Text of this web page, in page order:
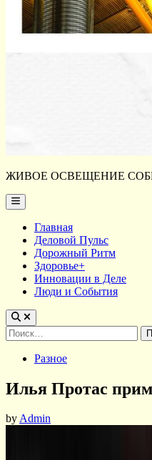
ЖИВОЕ ОСВЕЩЕНИЕ
Main
Menu
Главная
Деловой Пульс
Дорожный Ритм
Здоровье+
Инновации в Деле
Люди и События
Найти:
PostedРазное
Илья Протас
byAdmin